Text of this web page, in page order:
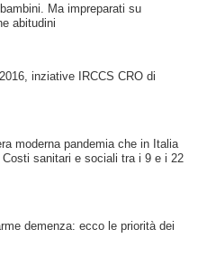
Ma impreparati su
abitudini
inziative IRCCS CRO di
moderna pandemia che in Italia
sanitari e sociali tra i 9 e i 22
demenza: ecco le priorità dei